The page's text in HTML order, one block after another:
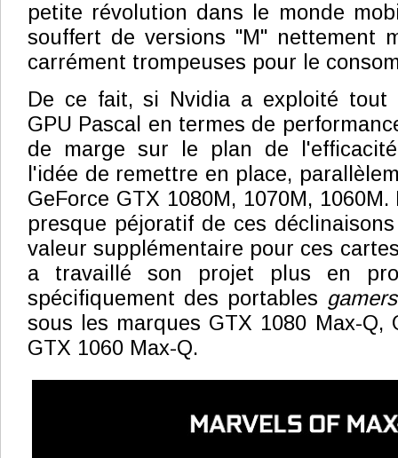
petite révolution dans le monde
souffert de versions "M" nettement
carrément trompeuses pour le
De ce fait, si Nvidia a exploité tout
GPU Pascal en termes de
de marge sur le plan de
l'idée de remettre en place,
GeForce GTX 1080M, 1070M,
presque péjoratif de ces
valeur supplémentaire pour ces
a travaillé son projet plus en
spécifiquement des portables gamers
sous les marques GTX 1080 Max-Q,
GTX 1060 Max-Q.